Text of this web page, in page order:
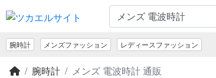
腕時計 メンズファッション レディースファッション
腕時計 メンズ 電波時計 通販